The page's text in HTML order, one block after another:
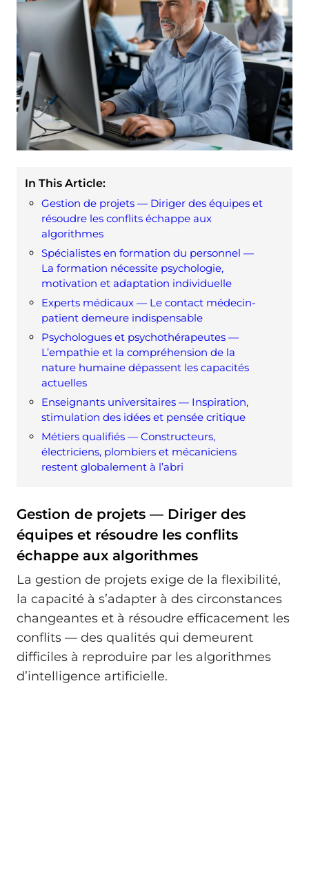
In This Article:
Gestion de projets — Diriger des équipes et
résoudre les conflits échappe aux
algorithmes
Spécialistes en formation du personnel —
La formation nécessite psychologie,
motivation et adaptation individuelle
Experts médicaux — Le contact médecin-
patient demeure indispensable
Psychologues et psychothérapeutes —
L’empathie et la compréhension de la
nature humaine dépassent les capacités
actuelles
Enseignants universitaires — Inspiration,
stimulation des idées et pensée critique
Métiers qualifiés — Constructeurs,
électriciens, plombiers et mécaniciens
restent globalement à l’abri
Gestion de projets — Diriger des
équipes et résoudre les conflits
échappe aux algorithmes
La gestion de projets exige de la flexibilité,
la capacité à s’adapter à des circonstances
changeantes et à résoudre efficacement les
conflits — des qualités qui demeurent
difficiles à reproduire par les algorithmes
d’intelligence artificielle.